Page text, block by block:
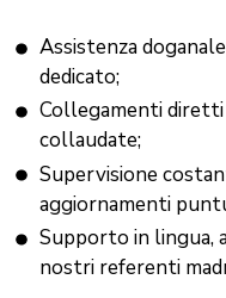
Assistenza
dedicato;
Collegamenti
collaudate;
Supervisione
aggiornamenti
Supporto in lingua,
nostri referenti